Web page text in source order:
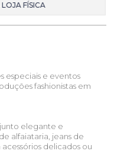
FÍSICA
especiais e eventos
fashionistas em
elegante e
alfaiataria, jeans de
delicados ou